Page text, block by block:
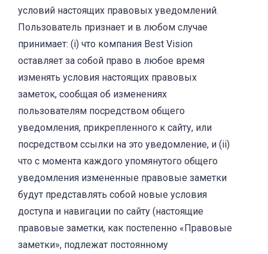
условий настоящих правовых уведомлений.
Пользователь признает и в любом случае
принимает: (i) что компания Best Vision
оставляет за собой право в любое время
изменять условия настоящих правовых
заметок, сообщая об изменениях
пользователям посредством общего
уведомления, прикрепленного к сайту, или
посредством ссылки на это уведомление, и (ii)
что с момента каждого упомянутого общего
уведомления измененные правовые заметки
будут представлять собой новые условия
доступа и навигации по сайту (настоящие
правовые заметки, как постепенно «Правовые
заметки», подлежат постоянному